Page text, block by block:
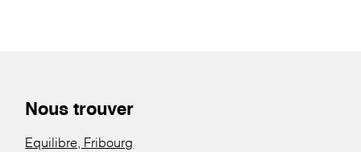
Nous trouver
Equilibre, Fribourg